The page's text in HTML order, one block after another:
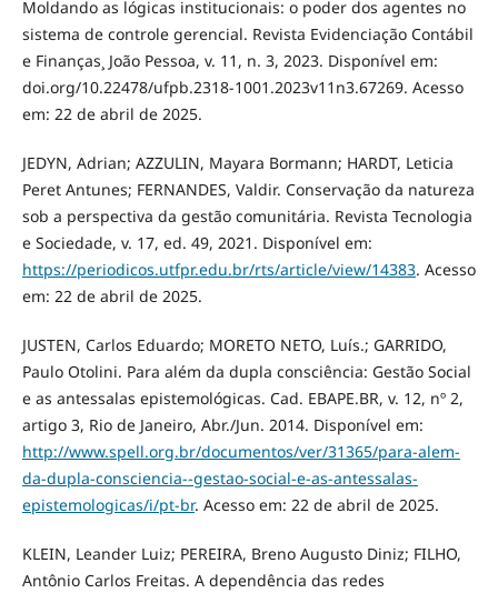
Moldando as lógicas institucionais: o poder dos agentes no
sistema de controle gerencial. Revista Evidenciação Contábil
e Finanças¸ João Pessoa, v. 11, n. 3, 2023. Disponível em:
doi.org/10.22478/ufpb.2318-1001.2023v11n3.67269. Acesso
em: 22 de abril de 2025.
JEDYN, Adrian; AZZULIN, Mayara Bormann; HARDT, Leticia
Peret Antunes; FERNANDES, Valdir. Conservação da natureza
sob a perspectiva da gestão comunitária. Revista Tecnologia
e Sociedade, v. 17, ed. 49, 2021. Disponível em:
https://periodicos.utfpr.edu.br/rts/article/view/14383. Acesso
em: 22 de abril de 2025.
JUSTEN, Carlos Eduardo; MORETO NETO, Luís.; GARRIDO,
Paulo Otolini. Para além da dupla consciência: Gestão Social
e as antessalas epistemológicas. Cad. EBAPE.BR, v. 12, nº 2,
artigo 3, Rio de Janeiro, Abr./Jun. 2014. Disponível em:
http://www.spell.org.br/documentos/ver/31365/para-alem-
da-dupla-consciencia--gestao-social-e-as-antessalas-
epistemologicas/i/pt-br. Acesso em: 22 de abril de 2025.
KLEIN, Leander Luiz; PEREIRA, Breno Augusto Diniz; FILHO,
Antônio Carlos Freitas. A dependência das redes